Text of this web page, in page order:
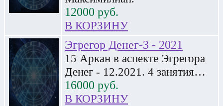
12000 руб.
В КОРЗИНУ
Эгрегор Денег-3 - 2021
15 Аркан в аспекте Эгрегора
Денег - 12.2021. 4 занятия…
16000 руб.
В КОРЗИНУ